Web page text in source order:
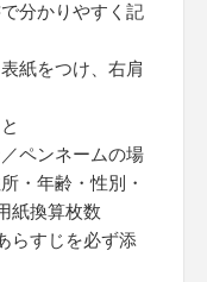
分かりやすく記
紙をつけ、右肩
ペンネームの場
・年齢・性別・
紙換算枚数
らすじを必ず添